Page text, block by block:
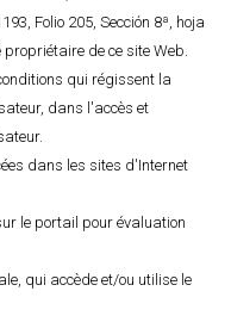
Folio 205, Sección 8ª, hoja
propriétaire de ce site Web.
qui régissent la
dans l'accès et
dans les sites d'Internet
le portail pour évaluation
qui accède et/ou utilise le